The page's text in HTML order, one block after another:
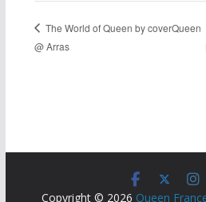
The World of Queen by coverQueen
@ Arras
Copyright © 2026 Queen